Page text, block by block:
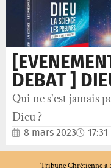
DEBAT ]
Qui ne s'est jamais
Dieu ?
8 mars 2023 17:31